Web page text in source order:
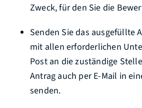
Zweck, für den Sie die
Senden Sie das ausgefüllte
mit allen erforderlichen
Post an die zuständige
Antrag auch per E-Mail in
senden.